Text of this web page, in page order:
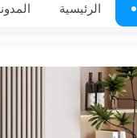
الرئيسية